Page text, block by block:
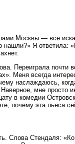
Москвы — все
Я ответила:
Переиграла почти
Меня всегда
наслаждаюсь,
мне просто
в комедии
почему эта пьеса
Слова Стендаля: